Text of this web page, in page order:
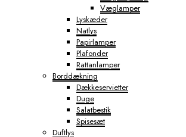
Væglamper
Lyskæder
Natlys
Papirlamper
Plafonder
Rattanlamper
Borddækning
Dækkeservietter
Duge
Salatbestik
Spisesæt
Duftlys